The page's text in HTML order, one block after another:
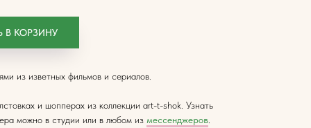
В КОРЗИНУ
из изветных фильмов и сериалов.
и шопперах из коллекции art-t-shok. Узнать
можно в студии или в любом из мессенджеров.